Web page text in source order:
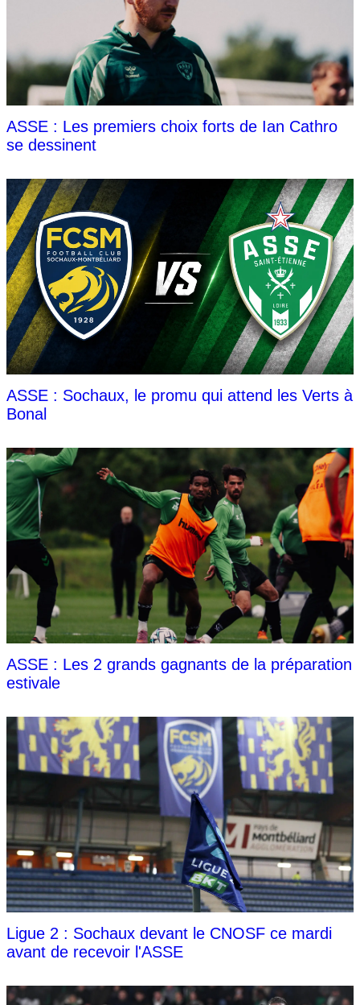
ASSE : Les premiers choix forts de Ian Cathro
se dessinent
ASSE : Sochaux, le promu qui attend les Verts à
Bonal
ASSE : Les 2 grands gagnants de la préparation
estivale
Ligue 2 : Sochaux devant le CNOSF ce mardi
avant de recevoir l'ASSE